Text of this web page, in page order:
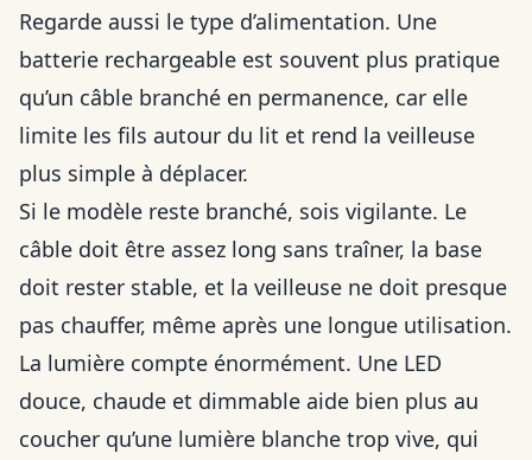
Regarde aussi le type d’alimentation. Une
batterie rechargeable est souvent plus pratique
qu’un câble branché en permanence, car elle
limite les fils autour du lit et rend la veilleuse
plus simple à déplacer.
Si le modèle reste branché, sois vigilante. Le
câble doit être assez long sans traîner, la base
doit rester stable, et la veilleuse ne doit presque
pas chauffer, même après une longue utilisation.
La lumière compte énormément. Une LED
douce, chaude et dimmable aide bien plus au
coucher qu’une lumière blanche trop vive, qui